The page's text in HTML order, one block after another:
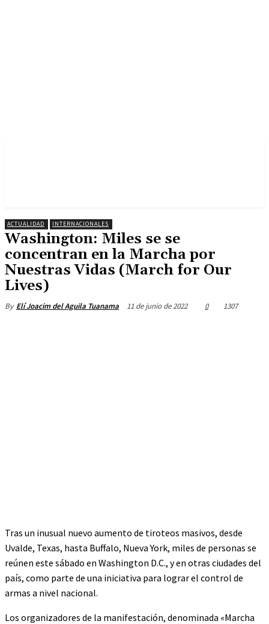
ACTUALIDAD INTERNACIONALES
Washington: Miles se se
concentran en la Marcha por
Nuestras Vidas (March for Our
Lives)
By Elí Joacim del Aguila Tuanama 11 de junio de 2022 0 1307
Tras un inusual nuevo aumento de tiroteos masivos, desde
Uvalde, Texas, hasta Buffalo, Nueva York, miles de personas se
reúnen este sábado en Washington D.C., y en otras ciudades del
país, como parte de una iniciativa para lograr el control de
armas a nivel nacional.
Los organizadores de la manifestación, denominada «Marcha